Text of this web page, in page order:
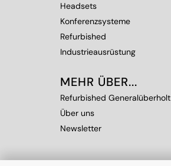
Headsets
Konferenzsysteme
Refurbished
Industrieausrüstung
MEHR ÜBER...
Refurbished Generalüberholt
Über uns
Newsletter